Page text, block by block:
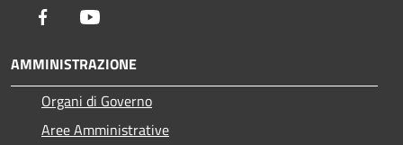
Facebook
AMMINISTRAZIONE
Organi di Governo
Aree Amministrative